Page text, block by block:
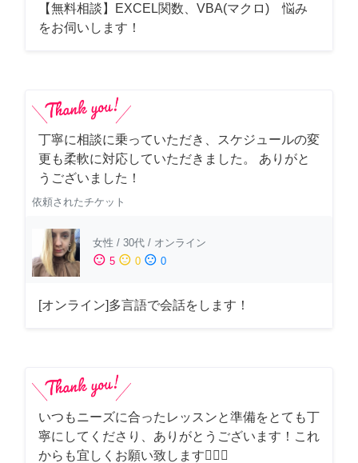
【無料相談】EXCEL関数、VBA(マクロ) 悩み
をお伺いします！
丁寧に相談に乗っていただき、スケジュールの変
更も柔軟に対応していただきました。 ありがと
うございました！
依頼されたチケット
女性 / 30代 / オンライン
sentiment_satisfied 5 sentiment_neutral 0 sentiment_dissatisfied 0
[オンライン]多言語で会話をします！
いつもニーズに合ったレッスンと準備をとても丁
寧にしてくださり、ありがとうございます！これ
からも宜しくお願い致します🙇‍♀️✨